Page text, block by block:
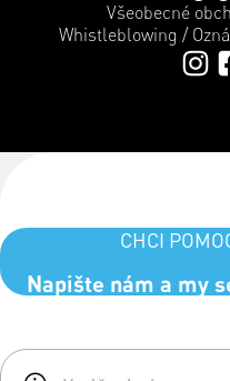
Všeobecné
Whistleblowing /
CHCI
Napište nám a my